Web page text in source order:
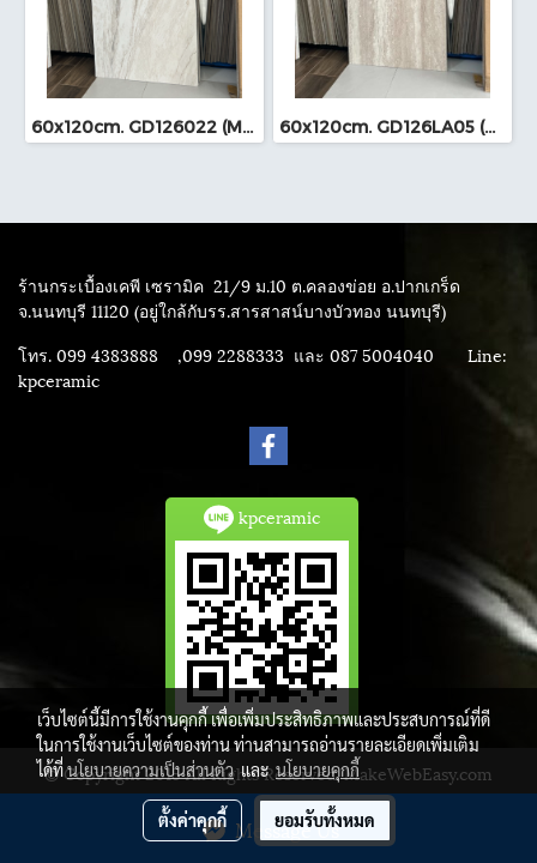
Message Us
60x120cm. GD126022 (MO) 60x120cm. GD126LA05 (MO)
ร้านกระเบื้องเคพี เซรามิค 21/9 ม.10 ต.คลองข่อย อ.ปากเกร็ด
จ.นนทบุรี 11120 (อยู่ใกล้กับรร.สารสาสน์บางบัวทอง นนทบุรี)
โทร. 099 4383888 ,099 2288333 และ 087 5004040 Line:
kpceramic
kpceramic
© Copyright 2015 All Rights Reserved. MakeWebEasy.com
ผู้เข้าชมวันนี้ 1
เว็บไซต์นี้มีการใช้งานคุกกี้ เพื่อเพิ่มประสิทธิภาพและประสบการณ์ที่ดี
ในการใช้งานเว็บไซต์ของท่าน ท่านสามารถอ่านรายละเอียดเพิ่มเติม
ได้ที่นโยบายความเป็นส่วนตัวและนโยบายคุกกี้
ตั้งค่าคุกกี้ ยอมรับทั้งหมด